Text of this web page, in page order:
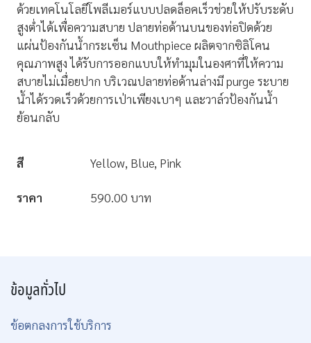
ด้วยเทคโนโลยีโพลีเมอร์แบบปลดล็อคเร็วช่วยให้ปรับระดับ
สูงต่ำได้เพื่อความสบาย ปลายท่อด้านบนของท่อปิดด้วย
แผ่นป้องกันน้ำกระเซ็น Mouthpiece ผลิตจากซิลิโคน
คุณภาพสูง ได้รับการออกแบบให้ทำมุมในองศาที่ให้ความ
สบายไม่เมื่อยปาก บริเวณปลายท่อด้านล่างมี purge ระบาย
น้ำได้รวดเร็วด้วยการเป่าเพียงเบาๆ และวาล์วป้องกันน้ำ
ย้อนกลับ
สี Yellow, Blue, Pink
ราคา 590.00 บาท
ข้อมูลทั่วไป
ข้อตกลงการใช้บริการ